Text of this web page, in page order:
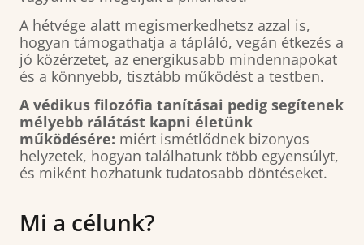
A hétvége alatt megismerkedhetsz azzal is,
hogyan támogathatja a tápláló, vegán étkezés a
jó közérzetet, az energikusabb mindennapokat
és a könnyebb, tisztább működést a testben.
A védikus filozófia tanításai pedig segítenek
mélyebb rálátást kapni életünk
működésére: miért ismétlődnek bizonyos
helyzetek, hogyan találhatunk több egyensúlyt,
és miként hozhatunk tudatosabb döntéseket.
Mi a célunk?